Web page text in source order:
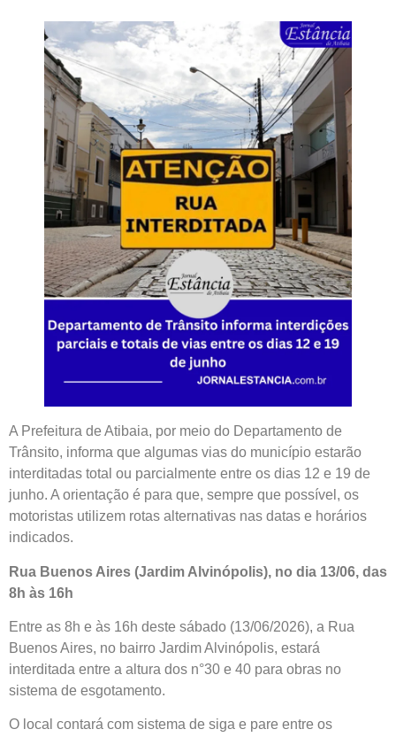
A Prefeitura de Atibaia, por meio do Departamento de
Trânsito, informa que algumas vias do município estarão
interditadas total ou parcialmente entre os dias 12 e 19 de
junho. A orientação é para que, sempre que possível, os
motoristas utilizem rotas alternativas nas datas e horários
indicados.
Rua Buenos Aires (Jardim Alvinópolis), no dia 13/06, das
8h às 16h
Entre as 8h e às 16h deste sábado (13/06/2026), a Rua
Buenos Aires, no bairro Jardim Alvinópolis, estará
interditada entre a altura dos n°30 e 40 para obras no
sistema de esgotamento.
O local contará com sistema de siga e pare entre os